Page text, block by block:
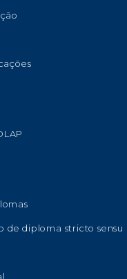
de diploma stricto sensu